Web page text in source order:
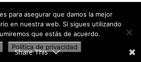
y los retrata
su humanidad, con la
del ser humano
última etapa de su
Share This
para asegurar que damos la mejor
en nuestra web. Si sigues utilizando
que estás de acuerdo.
Política de privacidad